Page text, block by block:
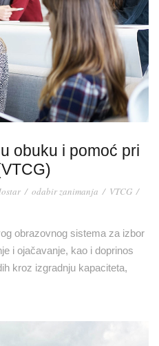
obuku i pomoć pri
/ odabir zanimanja / VTCG /
obrazovnog sistema za izbor
i ojačavanje, kao i doprinos
kroz izgradnju kapaciteta,